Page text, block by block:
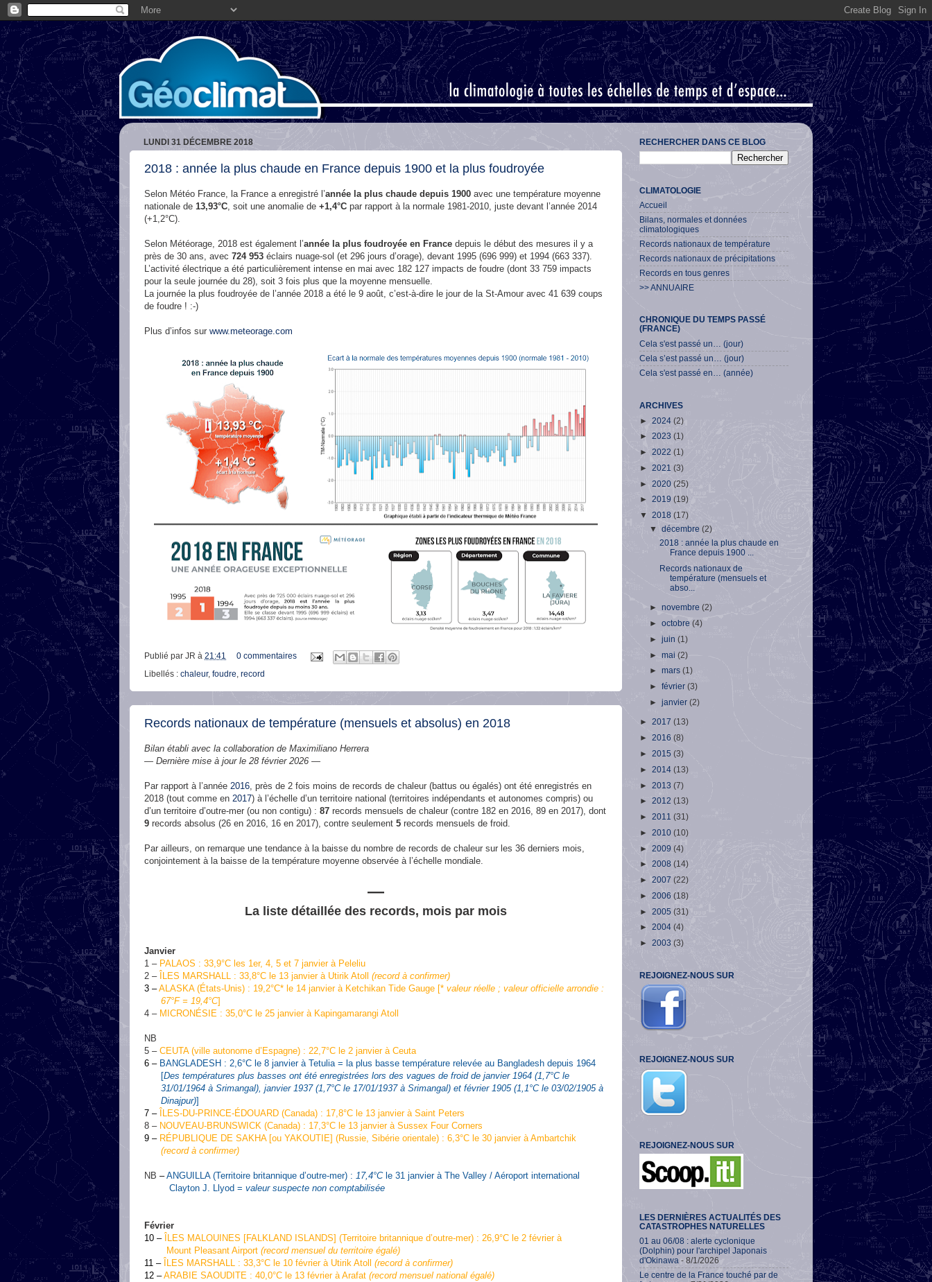
LUNDI 31 DÉCEMBRE 2018
2018 : année la plus chaude en France depuis 1900 et la plus foudroyée
Selon Météo France, la France a enregistré l’année la plus chaude depuis 1900 avec une température moyenne
nationale de 13,93°C, soit une anomalie de +1,4°C par rapport à la normale 1981-2010, juste devant l’année 2014
(+1,2°C).
Selon Météorage, 2018 est également l’année la plus foudroyée en France depuis le début des mesures il y a
près de 30 ans, avec 724 953 éclairs nuage-sol (et 296 jours d’orage), devant 1995 (696 999) et 1994 (663 337).
L’activité électrique a été particulièrement intense en mai avec 182 127 impacts de foudre (dont 33 759 impacts
pour la seule journée du 28), soit 3 fois plus que la moyenne mensuelle.
La journée la plus foudroyée de l’année 2018 a été le 9 août, c’est-à-dire le jour de la St-Amour avec 41 639 coups
de foudre ! :-)
Plus d’infos sur www.meteorage.com
Publié par JR à 21:41
0 commentaires
Libellés : chaleur, foudre record
Records nationaux de température (mensuels et absolus) en 2018
Bilan établi avec la collaboration de Maximiliano Herrera
— Dernière mise à jour le 28 février 2026 —
Par rapport à l’année 2016, près de 2 fois moins de records de chaleur (battus ou égalés) ont été enregistrés en
2018 (tout comme en 2017) à l’échelle d’un territoire national (territoires indépendants et autonomes compris) ou
d’un territoire d’outre-mer (ou non contigu) : 87 records mensuels de chaleur (contre 182 en 2016, 89 en 2017), dont
9 records absolus (26 en 2016, 16 en 2017), contre seulement 5 records mensuels de froid.
Par ailleurs, on remarque une tendance à la baisse du nombre de records de chaleur sur les 36 derniers mois,
conjointement à la baisse de la température moyenne observée à l’échelle mondiale.
—
La liste détaillée des records, mois par mois
Janvier
1 – PALAOS : 33,9°C les 1er, 4, 5 et 7 janvier à Peleliu
2 – ÎLES MARSHALL : 33,8°C le 13 janvier à Utirik Atoll (record à confirmer)
3 – ALASKA (États-Unis) : 19,2°C* le 14 janvier à Ketchikan Tide Gauge [* valeur réelle ; valeur officielle arrondie :
67°F = 19,4°C]
4 – MICRONÉSIE : 35,0°C le 25 janvier à Kapingamarangi Atoll
NB
5 – CEUTA (ville autonome d’Espagne) : 22,7°C le 2 janvier à Ceuta
6 – BANGLADESH : 2,6°C le 8 janvier à Tetulia = la plus basse température relevée au Bangladesh depuis 1964
[Des températures plus basses ont été enregistrées lors des vagues de froid de janvier 1964 (1,7°C le
31/01/1964 à Srimangal), janvier 1937 (1,7°C le 17/01/1937 à Srimangal) et février 1905 (1,1°C le 03/02/1905 à
Dinajpur)]
7 –
ÎLES-DU-PRINCE-ÉDOUARD (Canada) : 17,8°C le 13 janvier à Saint Peters
8 – NOUVEAU-BRUNSWICK (Canada) : 17,3°C le 13 janvier à Sussex Four Corners
9 – RÉPUBLIQUE DE SAKHA [ou YAKOUTIE] (Russie, Sibérie orientale) : 6,3°C le 30 janvier à Ambartchik
(record à confirmer)
NB –ANGUILLA (Territoire britannique d’outre-mer) : 17,4°Cle 31 janvier à The Valley / Aéroport international
Clayton J. Llyod = valeur suspecte non comptabilisée
Février
10 –ÎLES MALOUINES [FALKLAND ISLANDS] (Territoire britannique d’outre-mer) : 26,9°C le 2 février à
Mount Pleasant Airport (record mensuel du territoire égalé)
11 –
ÎLES MARSHALL : 33,3°C le 10 février à Utirik Atoll (record à confirmer)
12 – ARABIE SAOUDITE : 40,0°C le 13 février à Arafat (record mensuel national égalé)
RECHERCHER DANS CE BLOG
CLIMATOLOGIE
Accueil
Bilans, normales et données
climatologiques
Records nationaux de température
Records nationaux de précipitations
Records en tous genres
>> ANNUAIRE
CHRONIQUE DU TEMPS PASSÉ
(FRANCE)
Cela s'est passé un… (jour)
Cela s’est passé un… (jour)
Cela s'est passé en… (année)
ARCHIVES
► 2024 (2)
► 2023 (1)
► 2022 (1)
► 2021 (3)
► 2020 (25)
► 2019 (19)
▼ 2018 (17)
▼décembre(2)
2018 : année la plus chaude en
France depuis 1900 ...
Records nationaux de
température (mensuels et
abso...
►novembre(2)
►octobre(4)
►juin(1)
►mai(2)
►mars(1)
►février(3)
►janvier(2)
► 2017 (13)
► 2016 (8)
► 2015 (3)
► 2014 (13)
► 2013 (7)
► 2012 (13)
► 2011 (31)
► 2010 (10)
► 2009 (4)
► 2008 (14)
► 2007 (22)
► 2006 (18)
► 2005 (31)
► 2004 (4)
► 2003 (3)
REJOIGNEZ-NOUS SUR
REJOIGNEZ-NOUS SUR
REJOIGNEZ-NOUS SUR
LES DERNIÈRES ACTUALITÉS DES
CATASTROPHES NATURELLES
01 au 06/08 : alerte cyclonique
(Dolphin) pour l'archipel Japonais
d'Okinawa - 8/1/2026
Le centre de la France touché par de